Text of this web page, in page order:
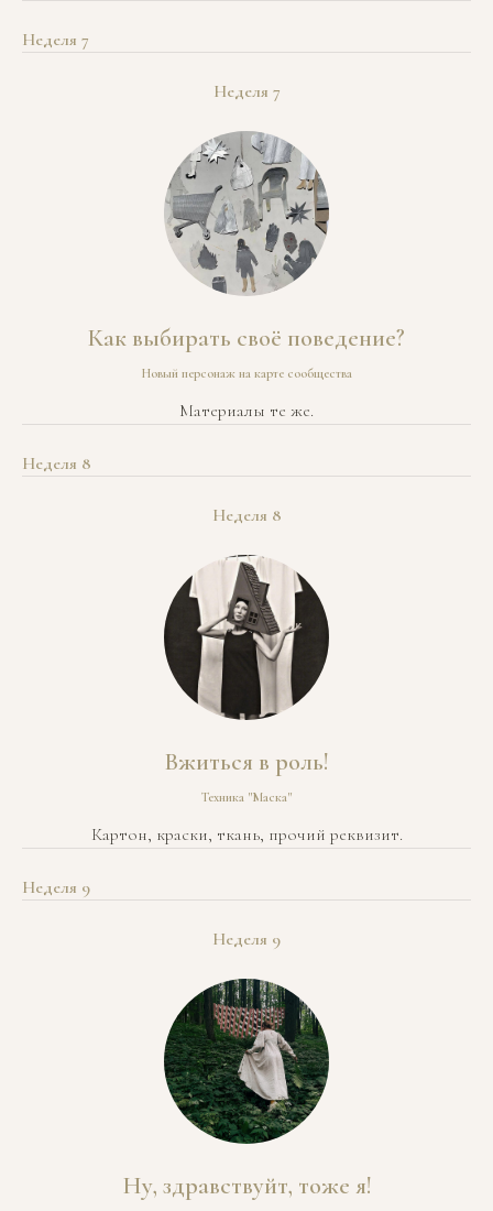
Неделя 7
Неделя 7
Как выбирать своё поведение?
Новый персонаж на карте сообщества
Материалы те же.
Неделя 8
Неделя 8
Вжиться в роль!
Техника "Маска"
Картон, краски, ткань, прочий реквизит.
Неделя 9
Неделя 9
Ну, здравствуйт, тоже я!